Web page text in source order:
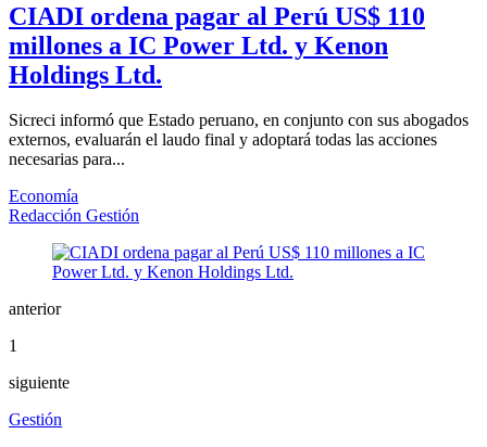
CIADI ordena pagar al Perú US$ 110
millones a IC Power Ltd. y Kenon
Holdings Ltd.
Sicreci informó que Estado peruano, en conjunto con sus abogados
externos, evaluarán el laudo final y adoptará todas las acciones
necesarias para...
Economía
Redacción Gestión
anterior
1
siguiente
Gestión